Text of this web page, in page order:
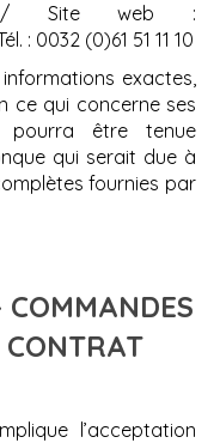
web :
: 0032 (0)61 51 11 10
exactes,
ce qui concerne ses
pourra être tenue
qui serait due à
fournies par
l’acceptation